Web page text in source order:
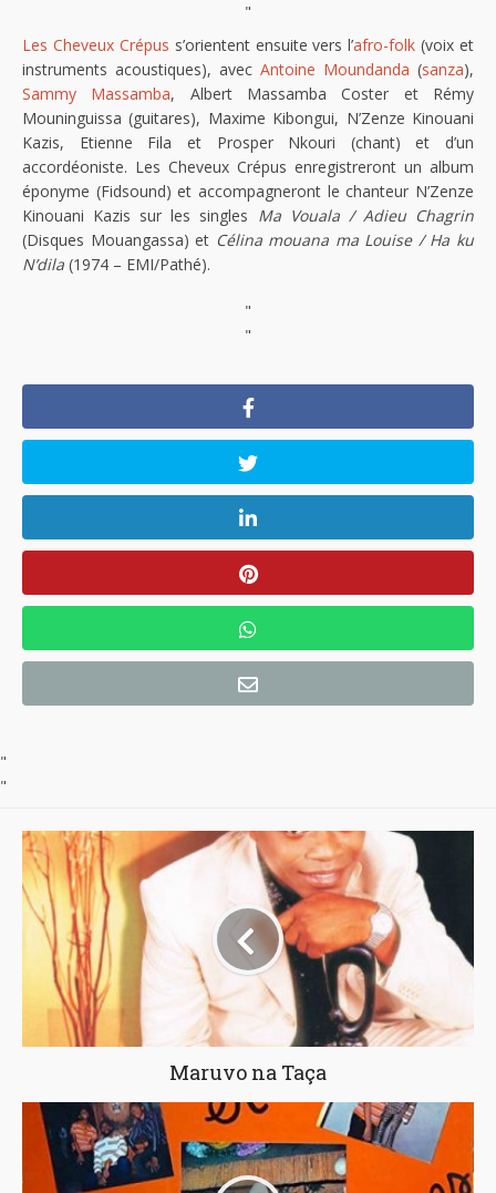
"
Les Cheveux Crépus s’orientent ensuite vers l’afro-folk (voix et
instruments acoustiques), avec Antoine Moundanda (sanza),
Sammy Massamba, Albert Massamba Coster et Rémy
Mouninguissa (guitares), Maxime Kibongui, N’Zenze Kinouani
Kazis, Etienne Fila et Prosper Nkouri (chant) et d’un
accordéoniste. Les Cheveux Crépus enregistreront un album
éponyme (Fidsound) et accompagneront le chanteur N’Zenze
Kinouani Kazis sur les singles Ma Vouala / Adieu Chagrin
(Disques Mouangassa) et Célina mouana ma Louise / Ha ku
N’dila (1974 – EMI/Pathé).
"
"
"
"
Maruvo na Taça